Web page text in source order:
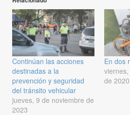
Continúan las acciones
destinadas a la
prevención y seguridad
del tránsito vehicular
jueves, 9 de noviembre de
2023
En dos
de 2020